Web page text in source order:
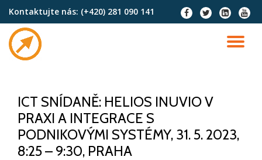
content
Kontaktujte nás: (+420) 281 090 141
fa-
facebook
fa-
twitter
fa-
linkedin-
square
fa-
ICT SNÍDANĚ: HELIOS INUVIO V
PRAXI A INTEGRACE S
PODNIKOVÝMI SYSTÉMY, 31. 5. 2023,
8:25 – 9:30, PRAHA